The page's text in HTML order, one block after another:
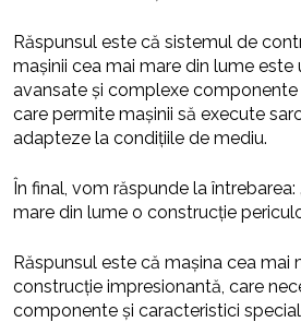
Răspunsul este că sistemul de
mașinii cea mai mare din lume este
avansate și complexe componente
care permite mașinii să execute
adapteze la condițiile de mediu.
În final, vom răspunde la întrebarea:
mare din lume o construcție
Răspunsul este că mașina cea mai
construcție impresionantă, care
componente și caracteristici